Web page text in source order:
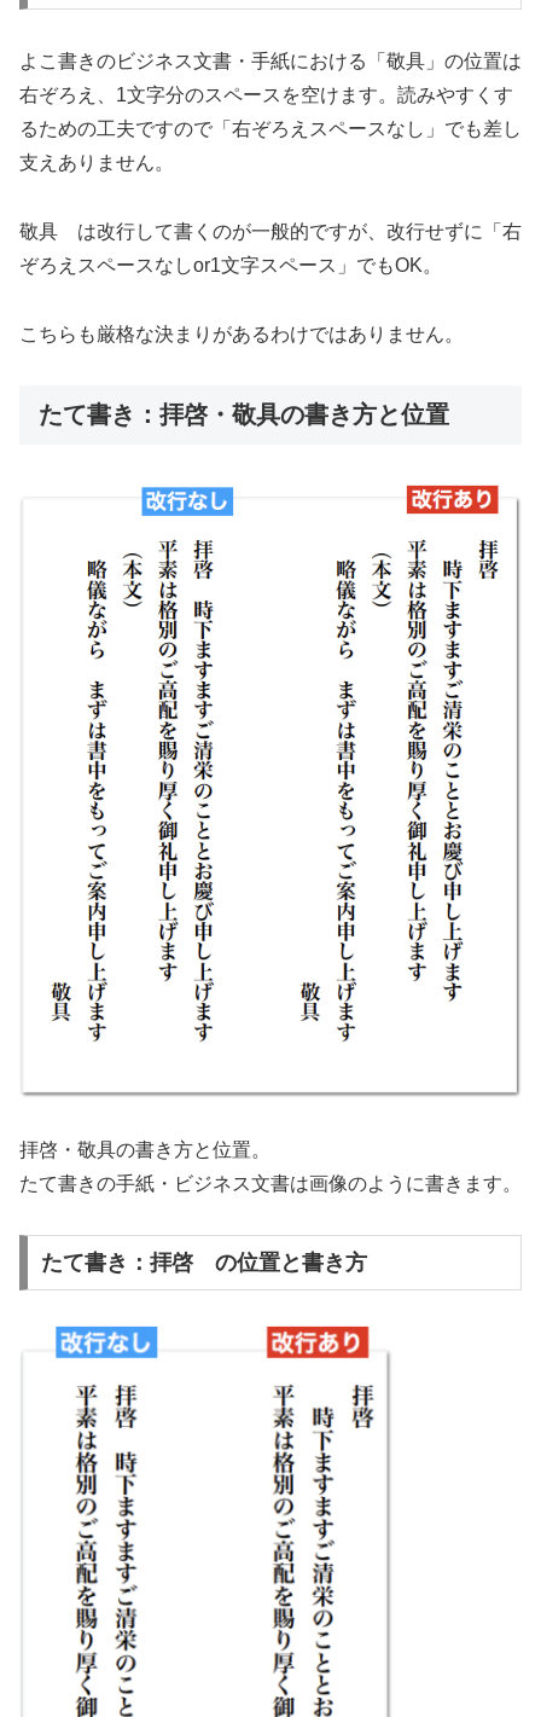
よこ書きのビジネス文書・手紙における「敬具」の位置は
右ぞろえ、1文字分のスペースを空けます。読みやすくす
るための工夫ですので「右ぞろえスペースなし」でも差し
支えありません。
敬具 は改行して書くのが一般的ですが、改行せずに「右
ぞろえスペースなしor1文字スペース」でもOK。
こちらも厳格な決まりがあるわけではありません。
たて書き：拝啓・敬具の書き方と位置
拝啓・敬具の書き方と位置。
たて書きの手紙・ビジネス文書は画像のように書きます。
たて書き：拝啓 の位置と書き方